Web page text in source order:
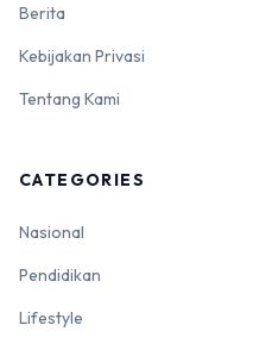
Berita
Kebijakan Privasi
Tentang Kami
CATEGORIES
Nasional
Pendidikan
Lifestyle